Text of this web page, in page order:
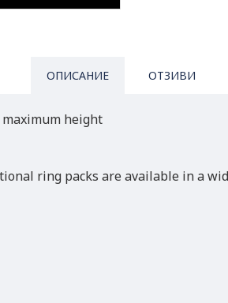
ОПИСАНИЕ ОТЗИВИ
maximum height
ring packs are available in a